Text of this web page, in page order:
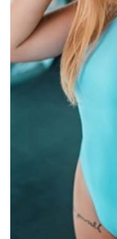
Videa
Sledujte prima+
Přihlášení